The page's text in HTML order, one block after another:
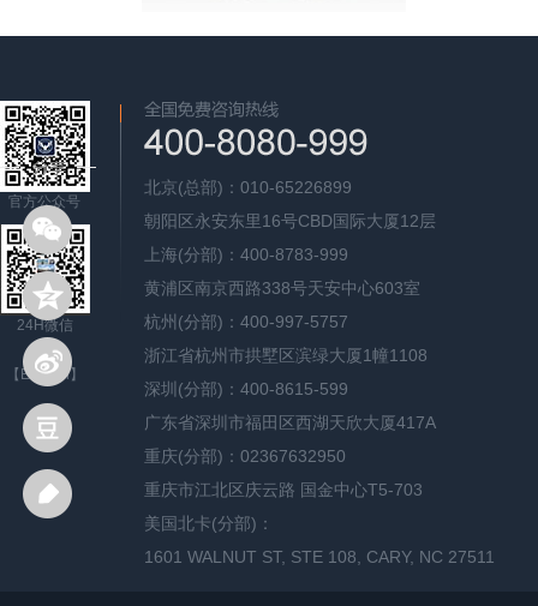
官方公众号
24H微信
【English】
北京(总部)：010-65226899
朝阳区永安东里16号CBD国际大厦12层
上海(分部)：400-8783-999
黄浦区南京西路338号天安中心603室
杭州(分部)：400-997-5757
浙江省杭州市拱墅区滨绿大厦1幢1108
深圳(分部)：400-8615-599
广东省深圳市福田区西湖天欣大厦417A
重庆(分部)：02367632950
重庆市江北区庆云路 国金中心T5-703
美国北卡(分部)：
1601 WALNUT ST, STE 108, CARY, NC 27511